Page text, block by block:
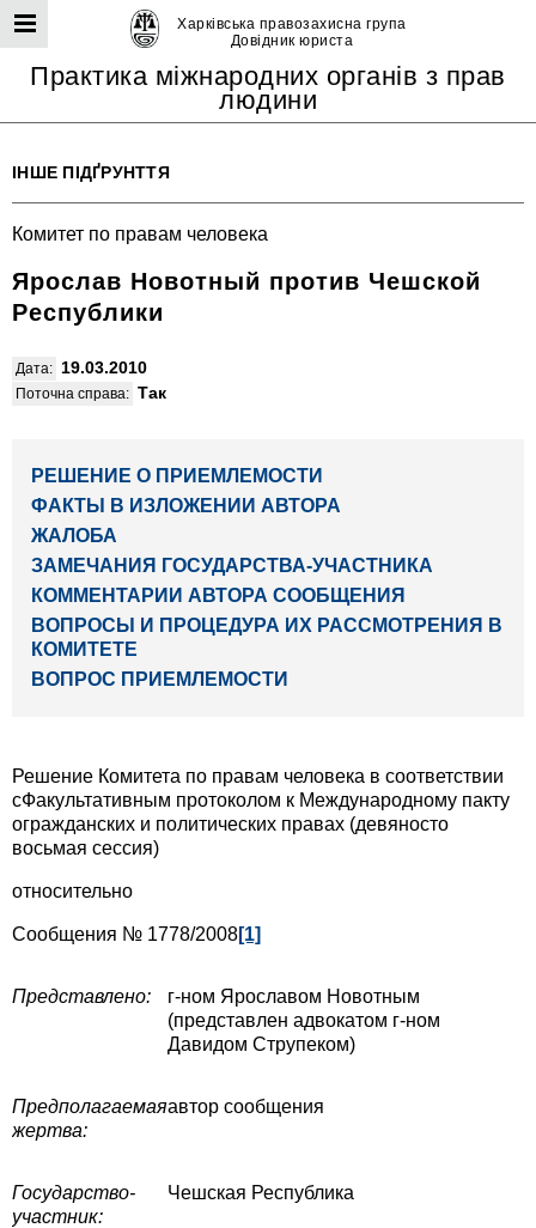
Харківська правозахисна група
Довідник юриста
Практика міжнародних органів з прав
людини
ІНШЕ ПІДҐРУНТТЯ
Комитет по правам человека
Ярослав Новотный против Чешской
Республики
Дата: 19.03.2010
Поточна справа: Так
РЕШЕНИЕ О ПРИЕМЛЕМОСТИ
ФАКТЫ В ИЗЛОЖЕНИИ АВТОРА
ЖАЛОБА
ЗАМЕЧАНИЯ ГОСУДАРСТВА-УЧАСТНИКА
КОММЕНТАРИИ АВТОРА СООБЩЕНИЯ
ВОПРОСЫ И ПРОЦЕДУРА ИХ РАССМОТРЕНИЯ В
КОМИТЕТЕ
ВОПРОС ПРИЕМЛЕМОСТИ
Решение Комитета по правам человека в соответствии
сФакультативным протоколом к Международному пакту
огражданских и политических правах (девяносто
восьмая сессия)
относительно
Сообщения № 1778/2008[1]
Представлено:
г-ном Ярославом Новотным
(представлен адвокатом г-ном
Давидом Струпеком)
Предполагаемая
жертва:
автор сообщения
Государство-
участник:
Чешская Республика